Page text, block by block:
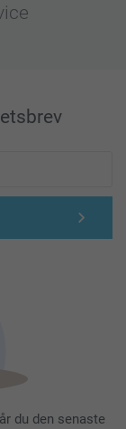
du den senaste